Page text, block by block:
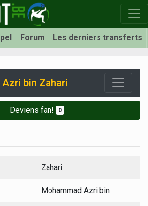
Forum Les derniers transferts
bin Zahari
Deviens fan! 0
Zahari
Mohammad Azri bin